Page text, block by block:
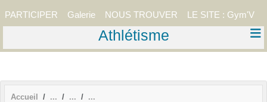
PARTICIPER Galerie NOUS TROUVER LE SITE : Gym'V
Athlétisme
Accueil